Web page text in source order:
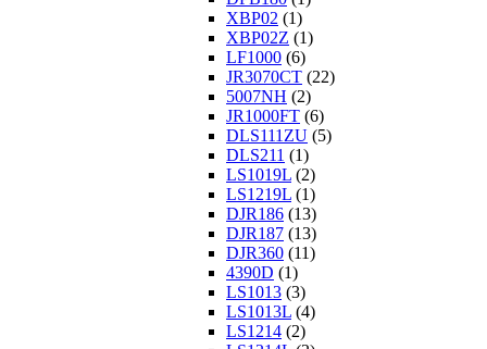
XBP02 (1)
XBP02Z (1)
LF1000 (6)
JR3070CT (22)
5007NH (2)
JR1000FT (6)
DLS111ZU (5)
DLS211 (1)
LS1019L (2)
LS1219L (1)
DJR186 (13)
DJR187 (13)
DJR360 (11)
4390D (1)
LS1013 (3)
LS1013L (4)
LS1214 (2)